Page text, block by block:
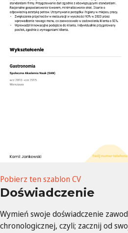
Pobierz ten szablon CV
Doświadczenie
Wymień swoje doświadczenie
chronologicznej, czyli; zacznij od